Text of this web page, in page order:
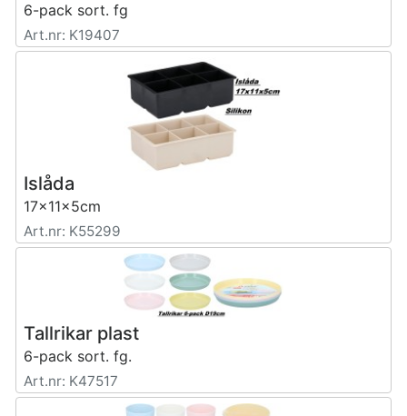
6-pack sort. fg
Art.nr: K19407
Islåda
17x11x5cm
Art.nr: K55299
Tallrikar plast
6-pack sort. fg.
Art.nr: K47517